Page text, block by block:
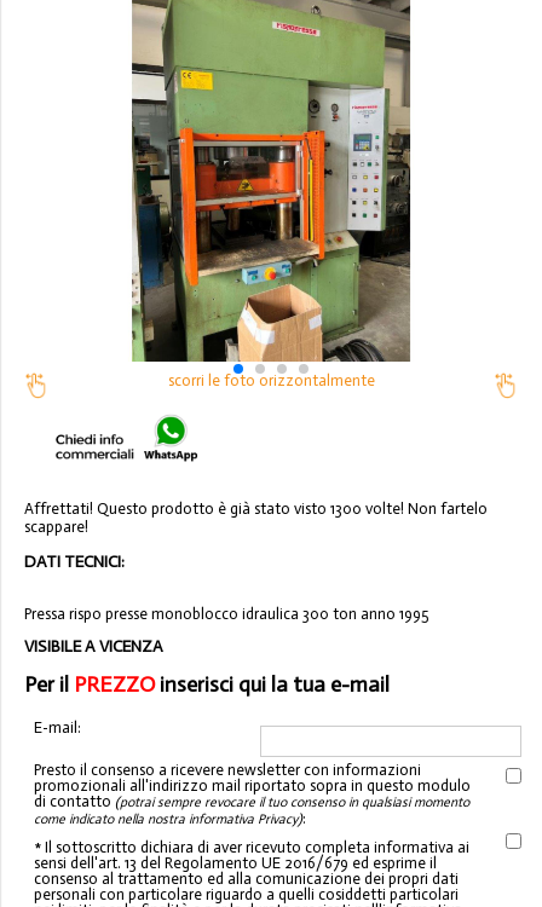
scorri le foto orizzontalmente
Affrettati! Questo prodotto è già stato visto 1300 volte! Non fartelo
scappare!
DATI TECNICI:
Pressa rispo presse monoblocco idraulica 300 ton anno 1995
VISIBILE A VICENZA
Per il PREZZOinserisci qui la tua e-mail
E-mail:
Presto il consenso a ricevere newsletter con informazioni
promozionali all'indirizzo mail riportato sopra in questo modulo
di contatto (potrai sempre revocare il tuo consenso in qualsiasi momento
come indicato nella nostra informativa Privacy):
* Il sottoscritto dichiara di aver ricevuto completa informativa ai
sensi dell'art. 13 del Regolamento UE 2016/679 ed esprime il
consenso al trattamento ed alla comunicazione dei propri dati
personali con particolare riguardo a quelli cosiddetti particolari